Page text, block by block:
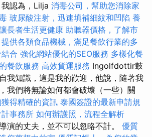
認為，Lilja 消毒公司，幫助您消除家
玻尿酸注射，迅速填補細紋和凹陷 養
長者生活更健康 助聽器價格，了解市
提供各類食品機械，滿足餐飲行業的多
合 強化網站優化的SEO服務 多樣化餐
餐飲服務 高效貨運服務 Ingolfdottir鼓
我知識，這是我的歡迎，他說，隨著我
我們將無論如何都會破壞（一些）關
得精確的資訊 泰國簽證的最新申請規
事務所 如何辦護照，流程全解析
演的丈夫，並不可以忽略不計。 優質